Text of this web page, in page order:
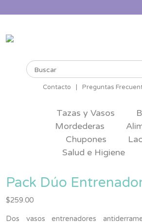
Buscar
Contacto Preguntas
Tazas y Vasos
Mordederas
Chupones
Salud e Higiene
Pack Dúo
$259.00
Dos vasos entrenadores